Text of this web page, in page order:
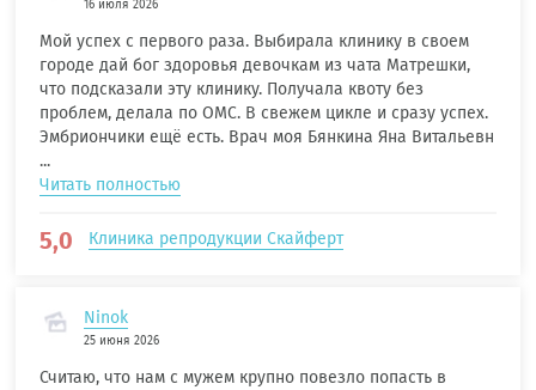
16 июля 2026
Мой успех с первого раза. Выбирала клинику в своем
городе дай бог здоровья девочкам из чата Матрешки,
что подсказали эту клинику. Получала квоту без
проблем, делала по ОМС. В свежем цикле и сразу успех.
Эмбриончики ещё есть. Врач моя Бянкина Яна Витальевн
...
Читать полностью
5,0 Клиника репродукции Скайферт
Ninok
25 июня 2026
Считаю, что нам с мужем крупно повезло попасть в